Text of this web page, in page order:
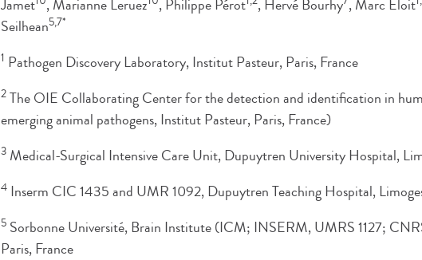
Jamet , Marianne Leruez , Philippe Pérot , Hervé Bourhy , Marc Eloit
Seilhean5,7*
1 Pathogen Discovery Laboratory, Institut Pasteur, Paris, France
2 The OIE Collaborating Center for the detection and identification in
emerging animal pathogens, Institut Pasteur, Paris, France)
3 Medical-Surgical Intensive Care Unit, Dupuytren University Hospital,
4 Inserm CIC 1435 and UMR 1092, Dupuytren Teaching Hospital,
5 Sorbonne Université, Brain Institute (ICM; INSERM, UMRS 1127;
Paris, France